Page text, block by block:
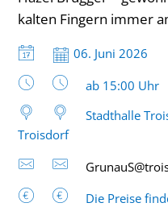
kalten Fingern immer
Datum:
06. Juni 2026
Uhrzeit:
ab 15:00 Uhr
Stadthalle
Troisdorf
Die Preise